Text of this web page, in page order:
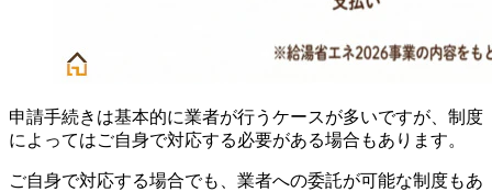
申請手続きは基本的に業者が行うケースが多いですが、制度
によってはご自身で対応する必要がある場合もあります。
ご自身で対応する場合でも、業者への委託が可能な制度もあ